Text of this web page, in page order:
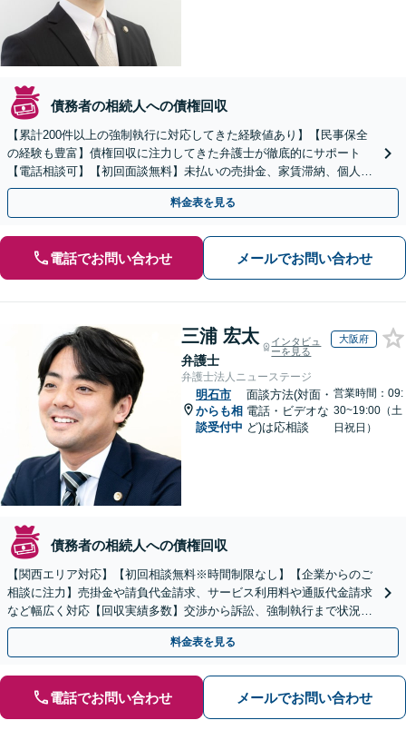
債務者の相続人への債権回収
【累計200件以上の強制執行に対応してきた経験値あり】【民事保全
の経験も豊富】債権回収に注力してきた弁護士が徹底的にサポート
【電話相談可】【初回面談無料】未払いの売掛金、家賃滞納、個人間
のお金の貸し借りなど【関西エリア対応】
料金表を見る
電話でお問い合わせ メールでお問い合わせ
三浦 宏太
弁護士
インタビュ
ーを見る
大阪府
弁護士法人ニューステージ
明石市
からも相
談受付中
面談方法(対面・
電話・ビデオな
ど)は応相談
営業時間：09:
30~19:00（土
日祝日）
債務者の相続人への債権回収
【関西エリア対応】【初回相談無料※時間制限なし】【企業からのご
相談に注力】売掛金や請負代金請求、サービス利用料や通販代金請求
など幅広く対応【回収実績多数】交渉から訴訟、強制執行まで状況に
応じて的確に対応します
料金表を見る
電話でお問い合わせ メールでお問い合わせ